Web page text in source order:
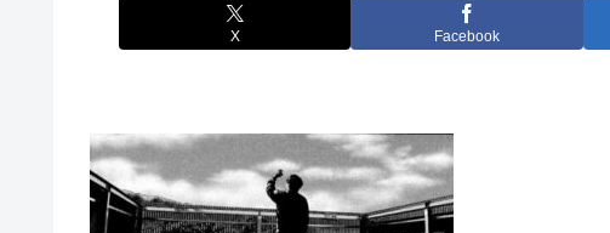
X Facebook